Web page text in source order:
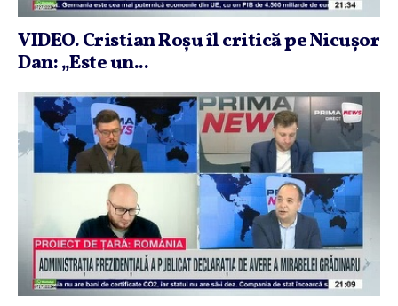
VIDEO. Cristian Roşu îl critică pe Nicuşor
Dan: „Este un...